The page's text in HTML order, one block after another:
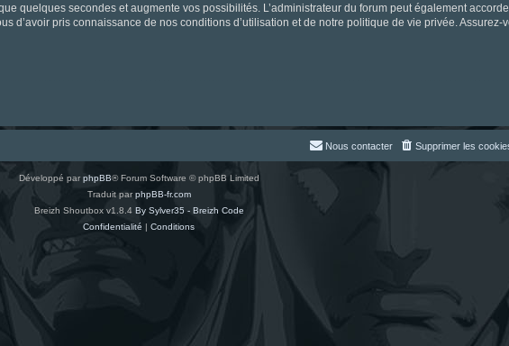
quelques secondes et augmente vos possibilités. L’administrateur du forum peut également
d’avoir pris connaissance de nos conditions d’utilisation et de notre politique de vie privée. Assurez-
Supprimer les
Nous contacter
Développé par phpBB® Forum Software © phpBB Limited
Traduit parphpBB-fr.com
Breizh Shoutbox v1.8.4 By Sylver35 - Breizh Code
Confidentialité | Conditions